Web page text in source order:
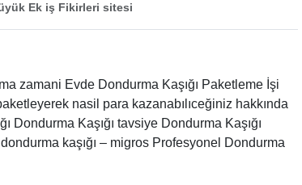
Ek iş Fikirleri sitesi
zamani Evde Dondurma Kaşığı Paketleme İşi
nasil para kazanabılıceğiniz hakkında
Dondurma Kaşığı tavsiye Dondurma Kaşığı
kaşığı – migros Profesyonel Dondurma